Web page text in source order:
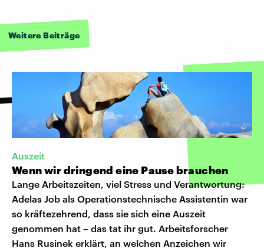
Weitere Beiträge
©
Auszeit
Wenn wir dringend eine Pause brauchen
Lange Arbeitszeiten, viel Stress und Verantwortung:
Adelas Job als Operationstechnische Assistentin war
so kräftezehrend, dass sie sich eine Auszeit
genommen hat – das tat ihr gut. Arbeitsforscher
Hans Rusinek erklärt, an welchen Anzeichen wir